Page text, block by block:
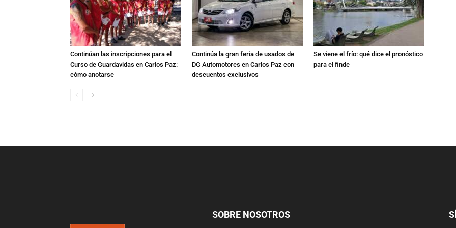
Continúan las inscripciones para el
Curso de Guardavidas en Carlos Paz:
cómo anotarse
Continúa la gran feria de usados de
DG Automotores en Carlos Paz con
descuentos exclusivos
Se viene el frío: qué dice el pronóstico
para el finde
SOBRE NOSOTROS